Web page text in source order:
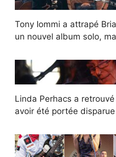
Tony Iommi a attrapé
un nouvel album solo,
Linda Perhacs a
avoir été portée disparue